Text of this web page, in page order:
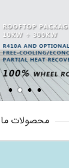
محصولات ما